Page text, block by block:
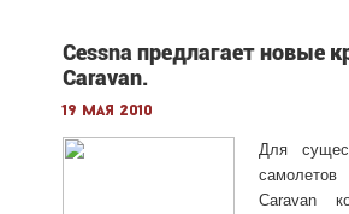
Cessna предлагает новые
Caravan.
19 мая 2010
Для
Caravan